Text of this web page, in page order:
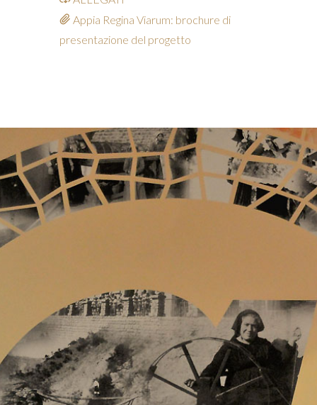
Appia Regina Viarum: brochure di
presentazione del progetto